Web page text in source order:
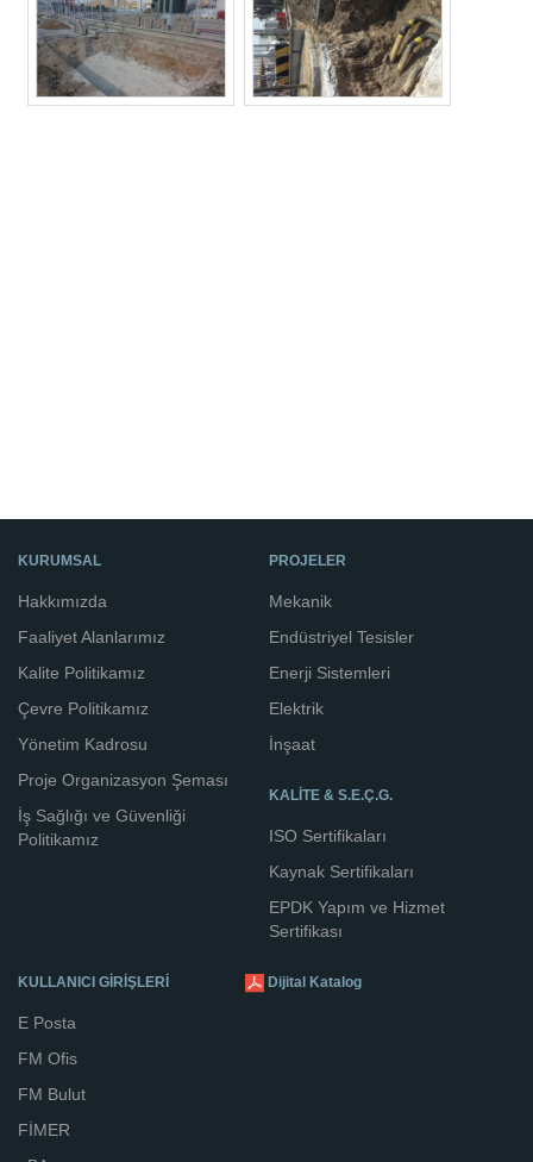
KURUMSAL
Hakkımızda
Faaliyet Alanlarımız
Kalite Politikamız
Çevre Politikamız
Yönetim Kadrosu
Proje Organizasyon Şeması
İş Sağlığı ve Güvenliği
Politikamız
PROJELER
Mekanik
Endüstriyel Tesisler
Enerji Sistemleri
Elektrik
İnşaat
KALİTE & S.E.Ç.G.
ISO Sertifikaları
Kaynak Sertifikaları
EPDK Yapım ve Hizmet
Sertifikası
KULLANICI GİRİŞLERİ
E Posta
FM Ofis
FM Bulut
FİMER
Dijital Katalog